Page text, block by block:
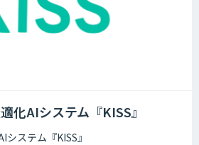
化AIシステム『KISS』
ステム『KISS』